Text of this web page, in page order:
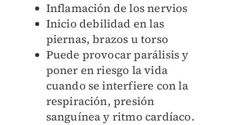
Inflamación de los nervios
Inicio debilidad en las
piernas, brazos u torso
Puede provocar parálisis y
poner en riesgo la vida
cuando se interfiere con la
respiración, presión
sanguínea y ritmo cardíaco.